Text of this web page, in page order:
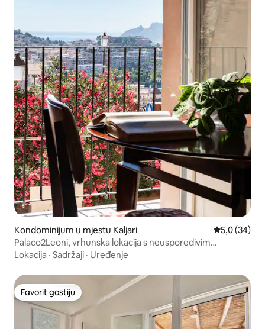
Kondominijum u mjestu Kaljari prosječna
5,0 (34)
Palaco2Leoni, vrhunska lokacija s neusporedivim
pogledom
Lokacija · Sadržaji · Uređenje
Favorit gostiju
Favorit gostiju